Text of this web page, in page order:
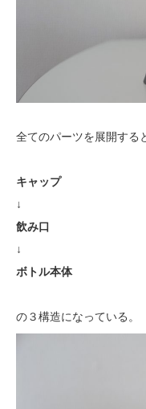
全てのパーツを展開する
キャップ
↓
飲み口
↓
ボトル本体
の３構造になっている。